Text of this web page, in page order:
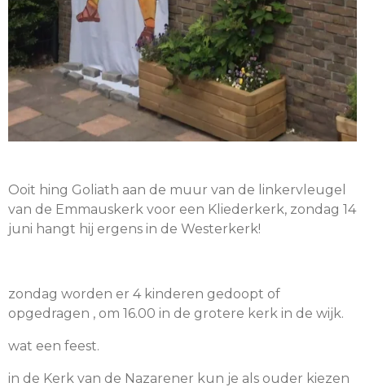
Ooit hing Goliath aan de muur van de linkervleugel
van de Emmauskerk voor een Kliederkerk, zondag 14
juni hangt hij ergens in de Westerkerk!
zondag worden er 4 kinderen gedoopt of
opgedragen , om 16.00 in de grotere kerk in de wijk.
wat een feest.
in de Kerk van de Nazarener kun je als ouder kiezen